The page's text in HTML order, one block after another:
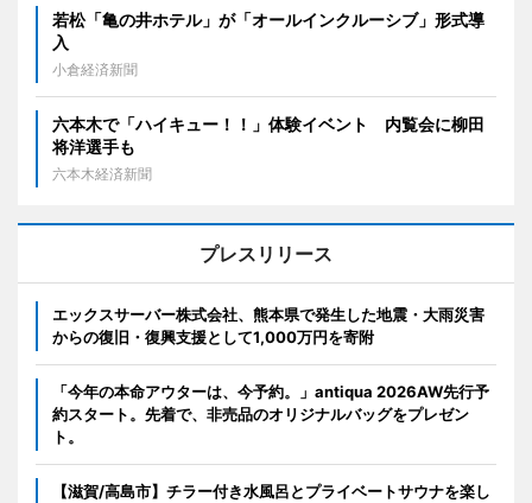
若松「亀の井ホテル」が「オールインクルーシブ」形式導
入
小倉経済新聞
六本木で「ハイキュー！！」体験イベント 内覧会に柳田
将洋選手も
六本木経済新聞
プレスリリース
エックスサーバー株式会社、熊本県で発生した地震・大雨災害
からの復旧・復興支援として1,000万円を寄附
「今年の本命アウターは、今予約。」antiqua 2026AW先行予
約スタート。先着で、非売品のオリジナルバッグをプレゼン
ト。
【滋賀/高島市】チラー付き水風呂とプライベートサウナを楽し